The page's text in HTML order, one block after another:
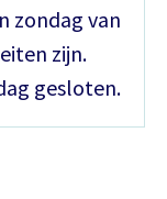
zondag van
zijn.
gesloten.